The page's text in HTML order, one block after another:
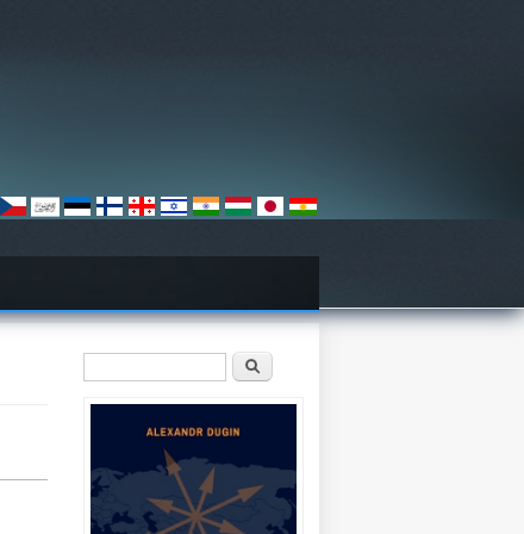
Sökformulär